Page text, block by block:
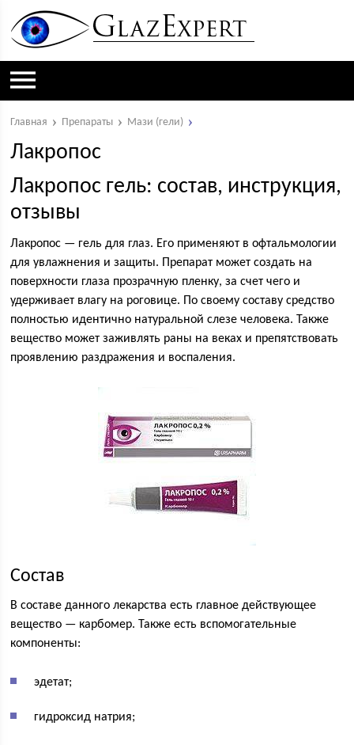
Главная Препараты Мази (гели)
Лакропос
Лакропос гель: состав, инструкция,
отзывы
Лакропос — гель для глаз. Его применяют в офтальмологии
для увлажнения и защиты. Препарат может создать на
поверхности глаза прозрачную пленку, за счет чего и
удерживает влагу на роговице. По своему составу средство
полностью идентично натуральной слезе человека. Также
вещество может заживлять раны на веках и препятствовать
проявлению раздражения и воспаления.
Состав
В составе данного лекарства есть главное действующее
вещество — карбомер. Также есть вспомогательные
компоненты:
эдетат;
гидроксид натрия;